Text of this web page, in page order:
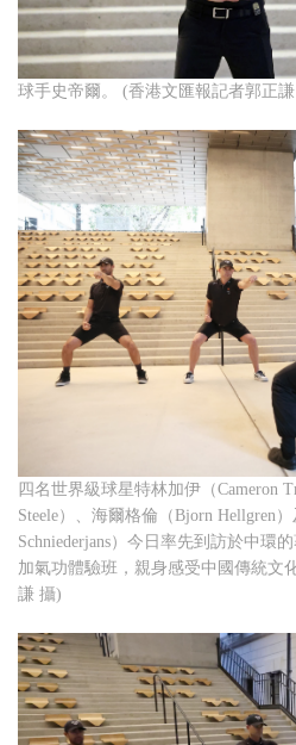
球手史帝爾。 (香港文匯報記者郭正
四名世界級球星特林加伊（Cameron
Steele）、海爾格倫（Bjorn Hellgren
Schniederjans）今日率先到訪於中環
加氣功體驗班，親身感受中國傳統文
謙 攝)